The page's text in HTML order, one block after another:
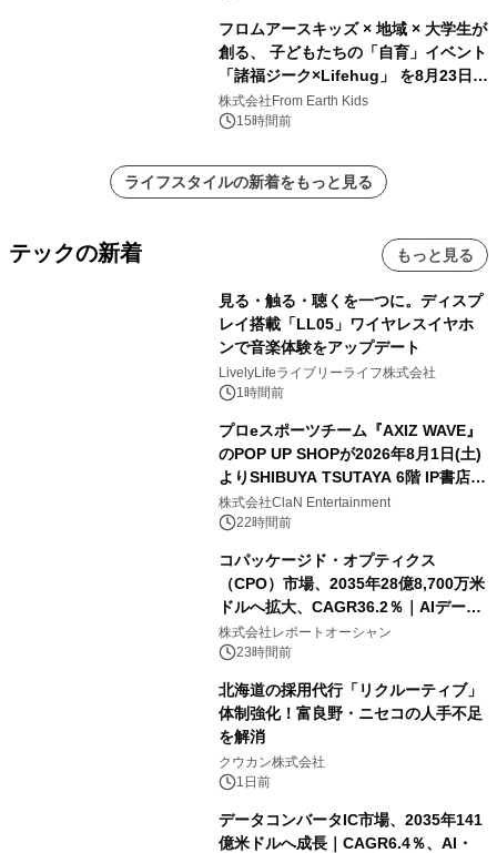
フロムアースキッズ × 地域 × 大学生が
創る、 子どもたちの「自育」イベント
「諸福ジーク×Lifehug」 を8月23日
(日)開催
株式会社From Earth Kids
15時間前
ライフスタイルの新着をもっと見る
テックの新着 もっと見る
見る・触る・聴くを一つに。ディスプ
レイ搭載「LL05」ワイヤレスイヤホ
ンで音楽体験をアップデート
LivelyLifeライブリーライフ株式会社
1時間前
プロeスポーツチーム『AXIZ WAVE』
のPOP UP SHOPが2026年8月1日(土)
よりSHIBUYA TSUTAYA 6階 IP書店で
開催決定！！
株式会社ClaN Entertainment
22時間前
コパッケージド・オプティクス
（CPO）市場、2035年28億8,700万米
ドルへ拡大、CAGR36.2％｜AIデータ
センター・高速光通信需要が成長を加
速
株式会社レポートオーシャン
23時間前
北海道の採用代行「リクルーティブ」
体制強化！富良野・ニセコの人手不足
を解消
クウカン株式会社
1日前
データコンバータIC市場、2035年141
億米ドルへ成長｜CAGR6.4％、AI・